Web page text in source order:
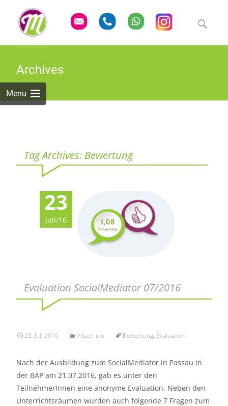
Menu
to
content
Suchen
nach:
Archives
Tag Archives: Bewertung
23
Juli/16
Evaluation SocialMediator 07/2016
23. Juli 2016 Allgemein Bewertung, Evaluation
Nach der Ausbildung zum SocialMediator in Passau in
der BAP am 21.07.2016, gab es unter den
TeilnehmerInnen eine anonyme Evaluation. Neben den
Unterrichtsräumen wurden auch folgende 7 Fragen zum